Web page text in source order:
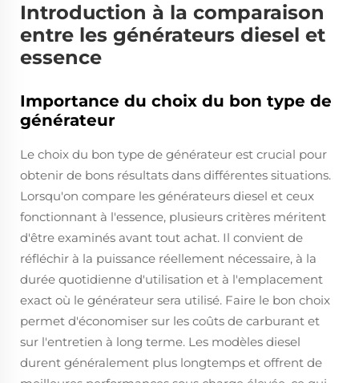
Introduction à la comparaison
entre les générateurs diesel et
essence
Importance du choix du bon type de
générateur
Le choix du bon type de générateur est crucial pour
obtenir de bons résultats dans différentes situations.
Lorsqu'on compare les générateurs diesel et ceux
fonctionnant à l'essence, plusieurs critères méritent
d'être examinés avant tout achat. Il convient de
réfléchir à la puissance réellement nécessaire, à la
durée quotidienne d'utilisation et à l'emplacement
exact où le générateur sera utilisé. Faire le bon choix
permet d'économiser sur les coûts de carburant et
sur l'entretien à long terme. Les modèles diesel
durent généralement plus longtemps et offrent de